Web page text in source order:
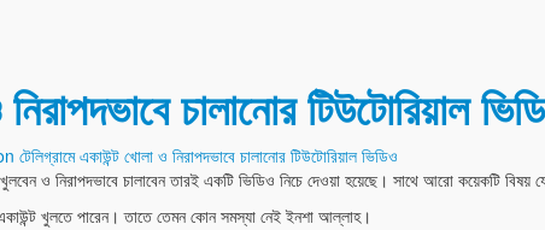
চালানোর টিউটোরিয়াল
টেলিগ্রামে একাউন্ট খোলা ও নিরাপদভাবে চালানোর টিউটোরিয়াল ভিডিও
ও নিরাপদভাবে চালাবেন তারই একটি ভিডিও নিচে দেওয়া হয়েছে। সাথে আরো কয়েকটি
খুলতে পারেন। তাতে তেমন কোন সমস্যা নেই ইনশা আল্লাহ।